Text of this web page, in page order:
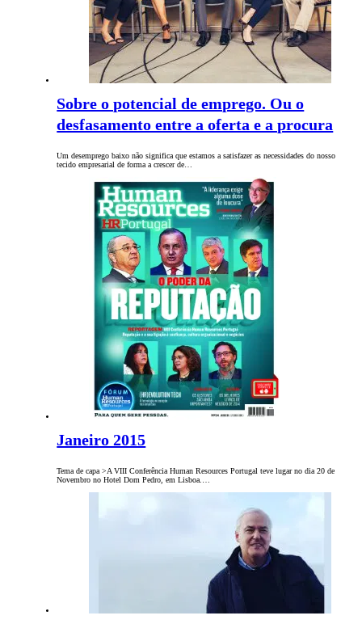
Sobre o potencial de emprego. Ou o
desfasamento entre a oferta e a procura
Um desemprego baixo não significa que estamos a satisfazer as necessidades do nosso
tecido empresarial de forma a crescer de…
Janeiro 2015
Tema de capa >A VIII Conferência Human Resources Portugal teve lugar no dia 20 de
Novembro no Hotel Dom Pedro, em Lisboa.…